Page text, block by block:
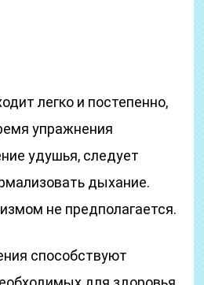
легко и постепенно,
упражнения
удушья, следует
дыхание.
не предполагается.
способствуют